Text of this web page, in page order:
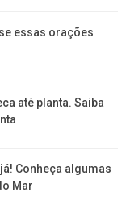
essas orações
até planta. Saiba
Conheça algumas
Mar